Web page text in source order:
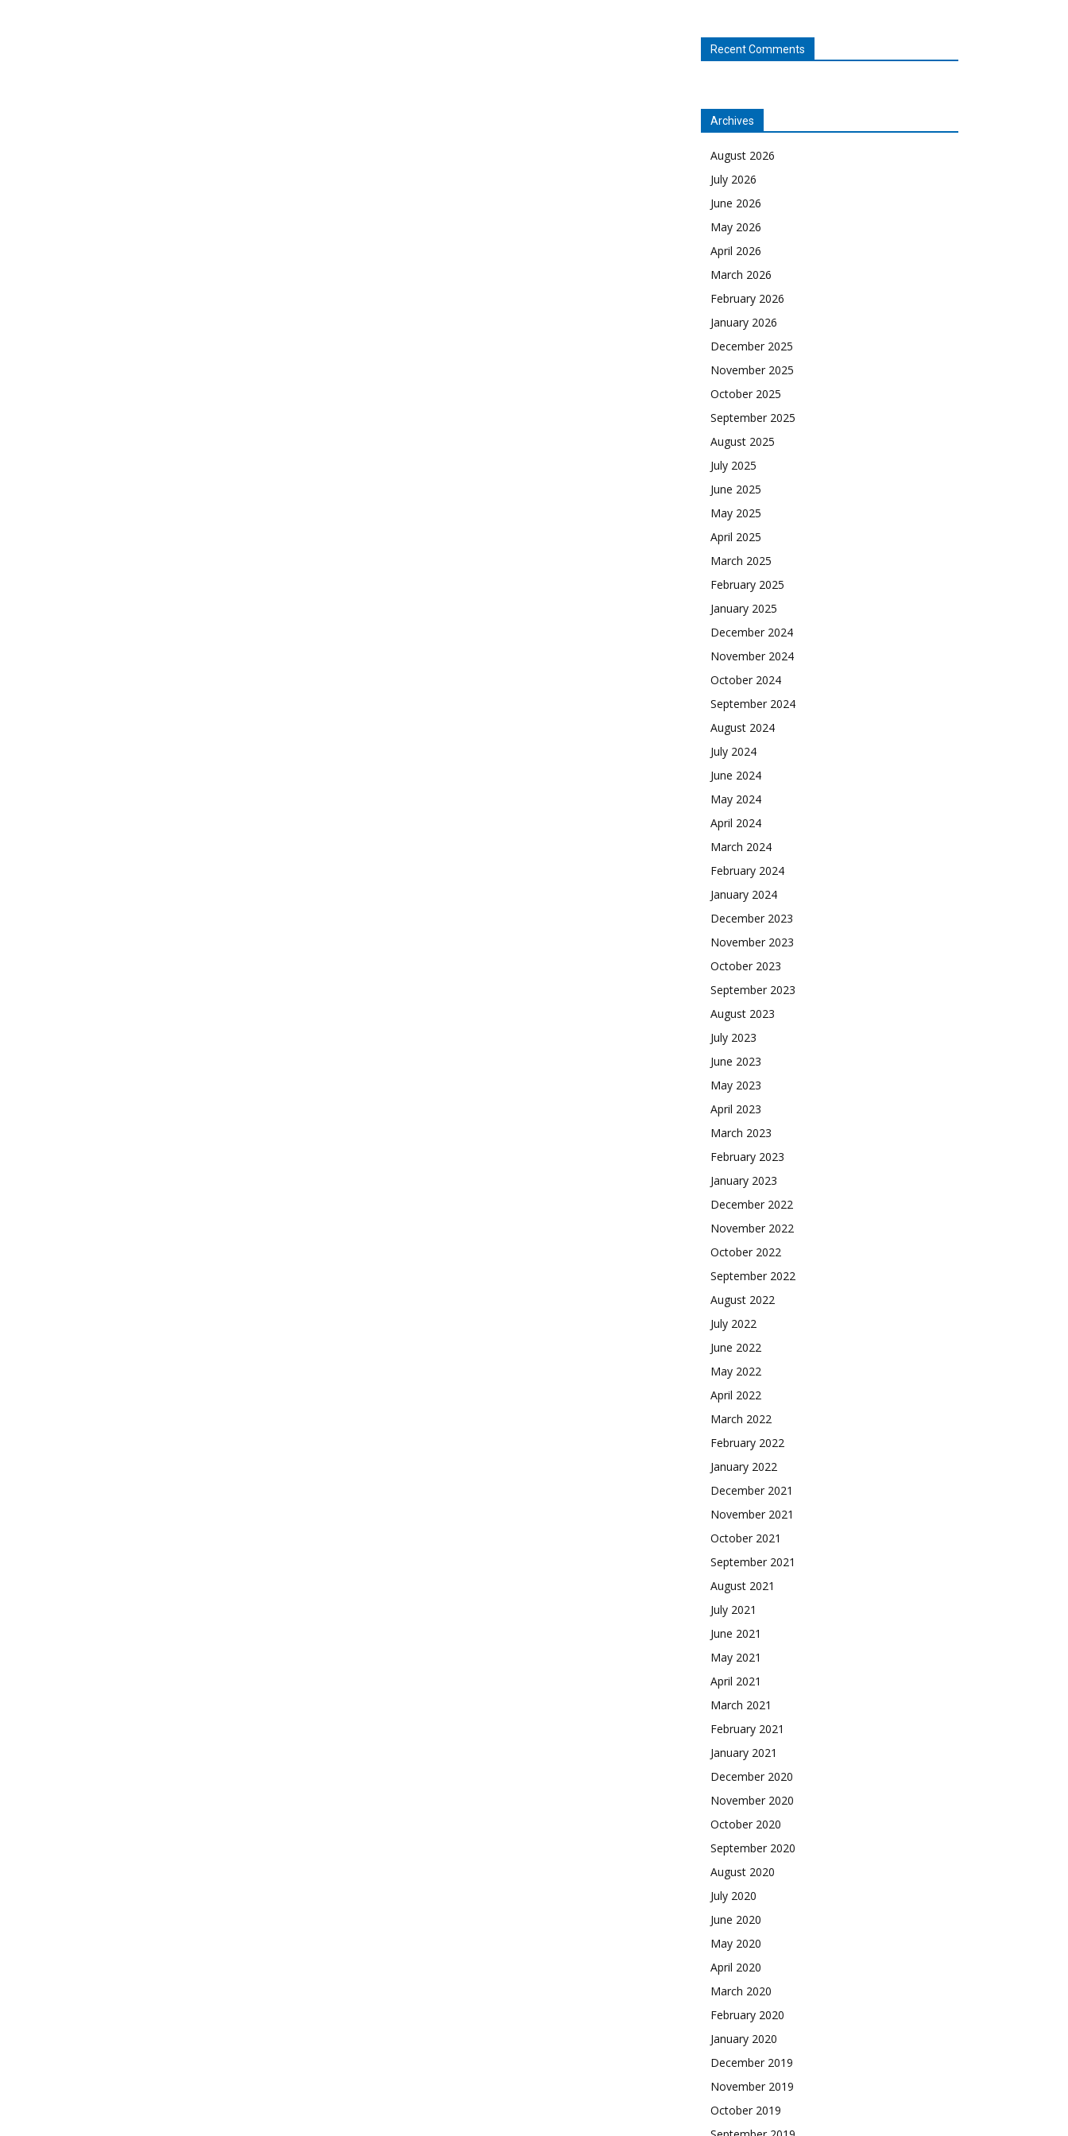
Recent Comments
Archives
August 2026
July 2026
June 2026
May 2026
April 2026
March 2026
February 2026
January 2026
December 2025
November 2025
October 2025
September 2025
August 2025
July 2025
June 2025
May 2025
April 2025
March 2025
February 2025
January 2025
December 2024
November 2024
October 2024
September 2024
August 2024
July 2024
June 2024
May 2024
April 2024
March 2024
February 2024
January 2024
December 2023
November 2023
October 2023
September 2023
August 2023
July 2023
June 2023
May 2023
April 2023
March 2023
February 2023
January 2023
December 2022
November 2022
October 2022
September 2022
August 2022
July 2022
June 2022
May 2022
April 2022
March 2022
February 2022
January 2022
December 2021
November 2021
October 2021
September 2021
August 2021
July 2021
June 2021
May 2021
April 2021
March 2021
February 2021
January 2021
December 2020
November 2020
October 2020
September 2020
August 2020
July 2020
June 2020
May 2020
April 2020
March 2020
February 2020
January 2020
December 2019
November 2019
October 2019